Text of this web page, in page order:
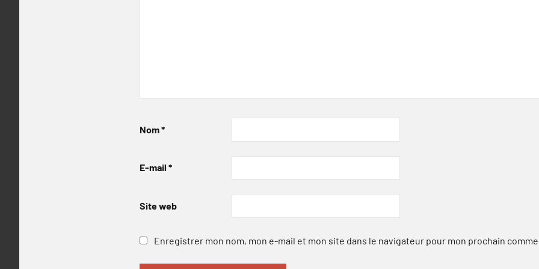
Nom*
E-mail *
Site web
Enregistrer mon nom, mon e-mail et mon site dans le navigateur pour mon prochain